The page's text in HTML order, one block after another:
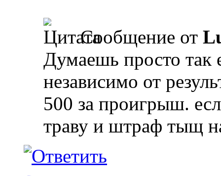
Сообщение от
Думаешь просто
независимо от
500 за проигрыш.
траву и штраф тыщ